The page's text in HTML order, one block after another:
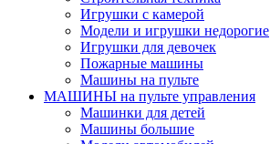
Игрушки с камерой
Модели и игрушки недорогие
Игрушки для девочек
Пожарные машины
Машины на пульте
МАШИНЫ на пульте управления
Машинки для детей
Машины большие